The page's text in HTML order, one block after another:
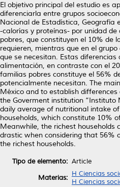
El objetivo principal del estudio es
diferenciarla entre grupos
Nacional de Estadística, Geografía
-calorías y proteínas- por unidad
pobres, que constituyen el 10% de
requieren, mientras que en el
que se necesitan. Estas
alimentación, en contraste con el
familias pobres constituye el 56%
potencialmente necesitan. The
México and to establish
the Goverment institution “Instituto
daily average of nutritional intake
households, which constitute 10%
Meanwhile, the richest households
drastic when considering that 56%
the richest households.
Tipo de elemento: Article
Materias: H Ciencias
H Ciencias